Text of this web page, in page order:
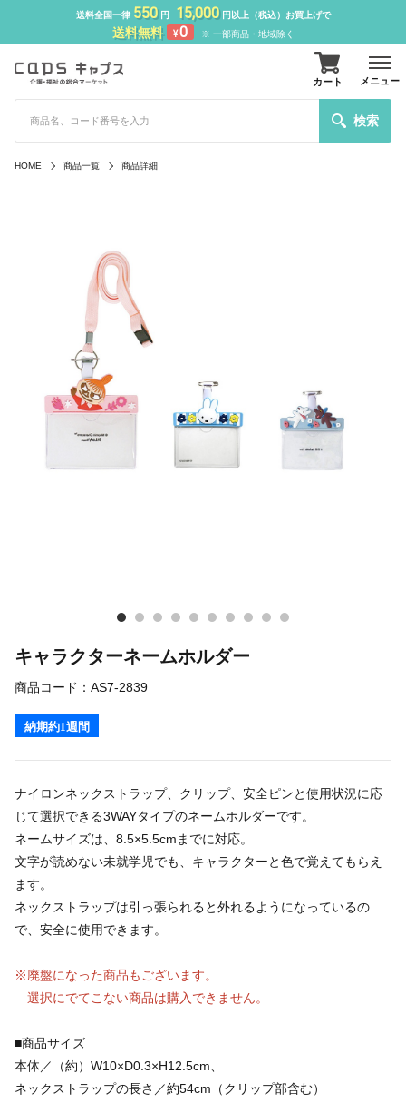
送料全国一律 550円 15,000円以上（税込）お買上げで
送料無料 ¥0 ※ 一部商品・地域除く
検索
カート メニュー
HOME 商品一覧 商品詳細
キャラクターネームホルダー
商品コード： AS7-2839
納期約1週間
ナイロンネックストラップ、クリップ、安全ピンと使用状況に応
じて選択できる3WAYタイプのネームホルダーです。
ネームサイズは、8.5×5.5cmまでに対応。
文字が読めない未就学児でも、キャラクターと色で覚えてもらえ
ます。
ネックストラップは引っ張られると外れるようになっているの
で、安全に使用できます。
※廃盤になった商品もございます。
選択にでてこない商品は購入できません。
■商品サイズ
本体／（約）W10×D0.3×H12.5cm、
ネックストラップの長さ／約54cm（クリップ部含む）